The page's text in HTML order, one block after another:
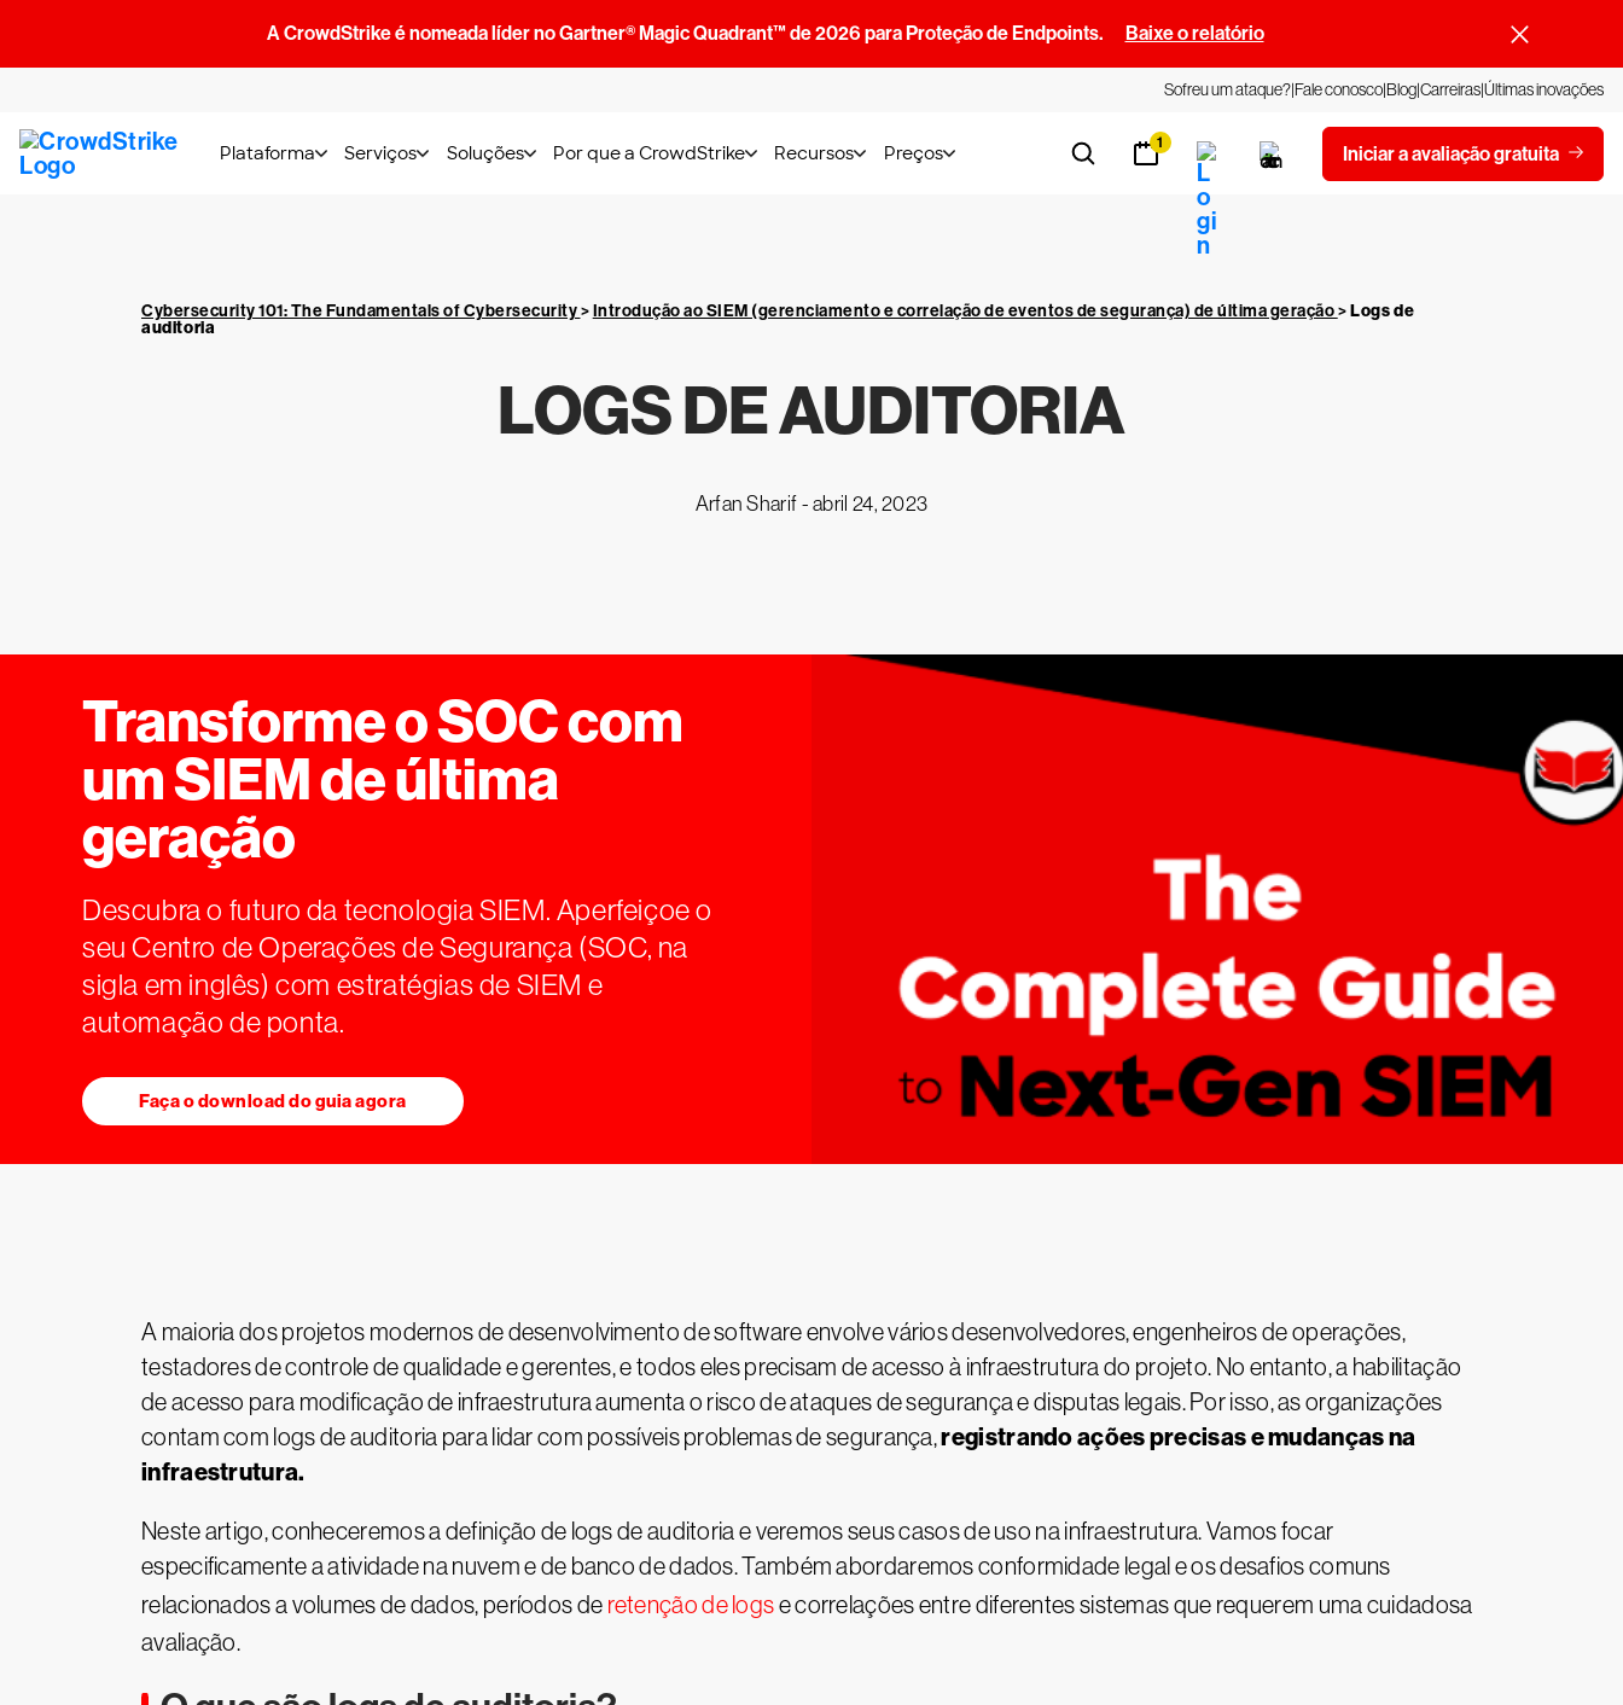
A CrowdStrike é nomeada líder no Gartner® Magic Quadrant™ de 2026 para Proteção de Endpoints. Baixe o relatório
Sofreu um ataque?Fale conoscoBlogCarreirasÚltimas inovações
Plataforma Serviços Soluções Por que a CrowdStrike Recursos Preços 1 Iniciar a avaliação gratuita
Cybersecurity 101: The Fundamentals of Cybersecurity>Introdução ao SIEM (gerenciamento e correlação de eventos de segurança) de última geração>Logs de
auditoria
LOGS DE AUDITORIA
Arfan Sharif -abril 24, 2023
Transforme o SOC com
um SIEM de última
geração
Descubra o futuro da tecnologia SIEM. Aperfeiçoe o
seu Centro de Operações de Segurança (SOC, na
sigla em inglês) com estratégias de SIEM e
automação de ponta.
Faça o download do guia agora
A maioria dos projetos modernos de desenvolvimento de software envolve vários desenvolvedores, engenheiros de operações,
testadores de controle de qualidade e gerentes, e todos eles precisam de acesso à infraestrutura do projeto. No entanto, a habilitação
de acesso para modificação de infraestrutura aumenta o risco de ataques de segurança e disputas legais. Por isso, as organizações
contam com logs de auditoria para lidar com possíveis problemas de segurança,registrando ações precisas e mudanças na
infraestrutura.
Neste artigo, conheceremos a definição de logs de auditoria e veremos seus casos de uso na infraestrutura. Vamos focar
especificamente a atividade na nuvem e de banco de dados. Também abordaremos conformidade legal e os desafios comuns
relacionados a volumes de dados, períodos de retenção de logse correlações entre diferentes sistemas que requerem uma cuidadosa
avaliação.